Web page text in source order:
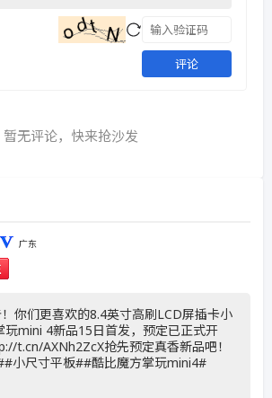
评论
暂无评论，快来抢沙发
广东
你们更喜欢的8.4英寸高刷LCD屏插卡小
玩mini 4新品15日首发，预定已正式开
t.cn/AXNh2ZcX抢先预定真香新品吧！
小尺寸平板##酷比魔方掌玩mini4#